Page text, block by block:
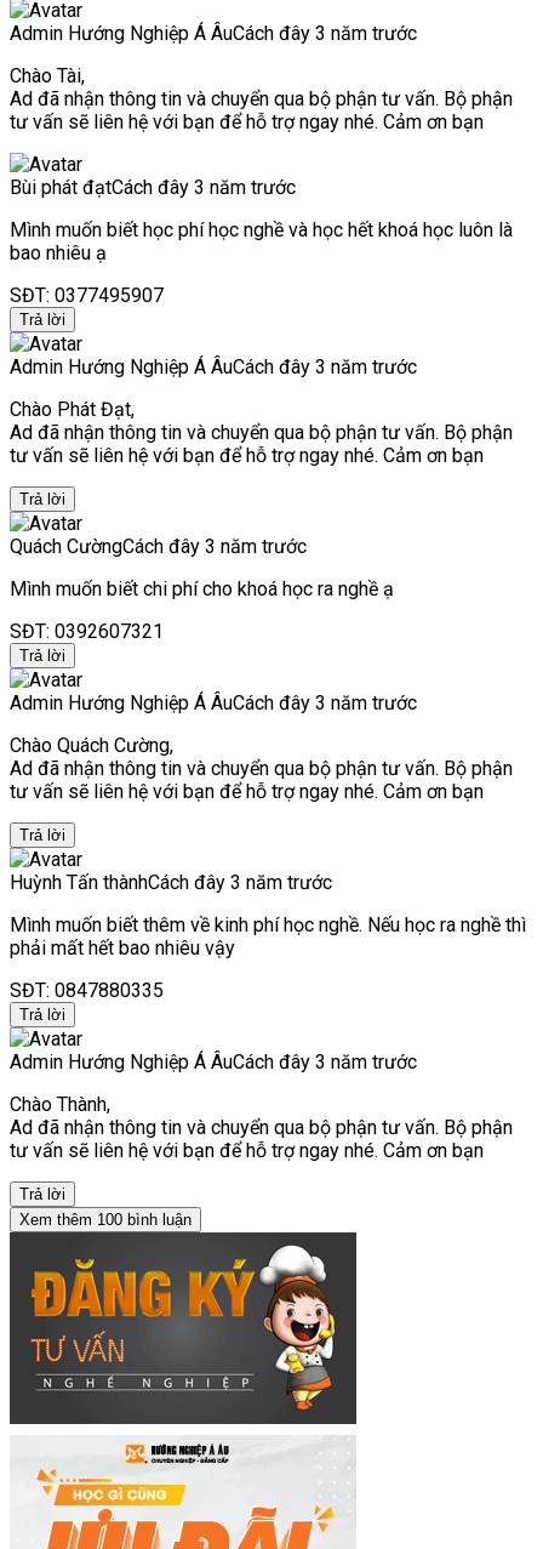
Admin Hướng Nghiệp Á ÂuCách đây 3 năm trước
Chào Tài,
Ad đã nhận thông tin và chuyển qua bộ phận tư vấn. Bộ phận
tư vấn sẽ liên hệ với bạn để hỗ trợ ngay nhé. Cảm ơn bạn
Bùi phát đạtCách đây 3 năm trước
Mình muốn biết học phí học nghề và học hết khoá học luôn là
bao nhiêu ạ
SĐT: 0377495907
Trả lời
Admin Hướng Nghiệp Á ÂuCách đây 3 năm trước
Chào Phát Đạt,
Ad đã nhận thông tin và chuyển qua bộ phận tư vấn. Bộ phận
tư vấn sẽ liên hệ với bạn để hỗ trợ ngay nhé. Cảm ơn bạn
Trả lời
Quách CườngCách đây 3 năm trước
Mình muốn biết chi phí cho khoá học ra nghề ạ
SĐT: 0392607321
Trả lời
Admin Hướng Nghiệp Á ÂuCách đây 3 năm trước
Chào Quách Cường,
Ad đã nhận thông tin và chuyển qua bộ phận tư vấn. Bộ phận
tư vấn sẽ liên hệ với bạn để hỗ trợ ngay nhé. Cảm ơn bạn
Trả lời
Huỳnh Tấn thànhCách đây 3 năm trước
Mình muốn biết thêm về kinh phí học nghề. Nếu học ra nghề thì
phải mất hết bao nhiêu vậy
SĐT: 0847880335
Trả lời
Admin Hướng Nghiệp Á ÂuCách đây 3 năm trước
Chào Thành,
Ad đã nhận thông tin và chuyển qua bộ phận tư vấn. Bộ phận
tư vấn sẽ liên hệ với bạn để hỗ trợ ngay nhé. Cảm ơn bạn
Trả lời
Xem thêm 100 bình luận